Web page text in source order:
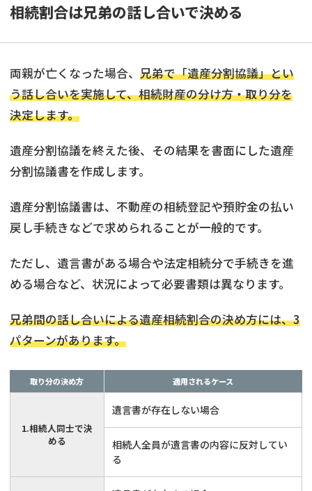
相続割合は兄弟の話し合いで決める
両親が亡くなった場合、 兄弟で「遺産分割協議」とい
う話し合いを実施して、相続財産の分け方・取り分を
決定します。
遺産分割協議を終えた後、その結果を書面にした遺産
分割協議書を作成します。
遺産分割協議書は、不動産の相続登記や預貯金の払い
戻し手続きなどで求められることが一般的です。
ただし、遺言書がある場合や法定相続分で手続きを進
める場合など、状況によって必要書類は異なります。
兄弟間の話し合いによる遺産相続割合の決め方には、3
パターンがあります。
取り分の決め方 適用されるケース
1.相続人同士で決
める
遺言書が存在しない場合
相続人全員が遺言書の内容に反対してい
る